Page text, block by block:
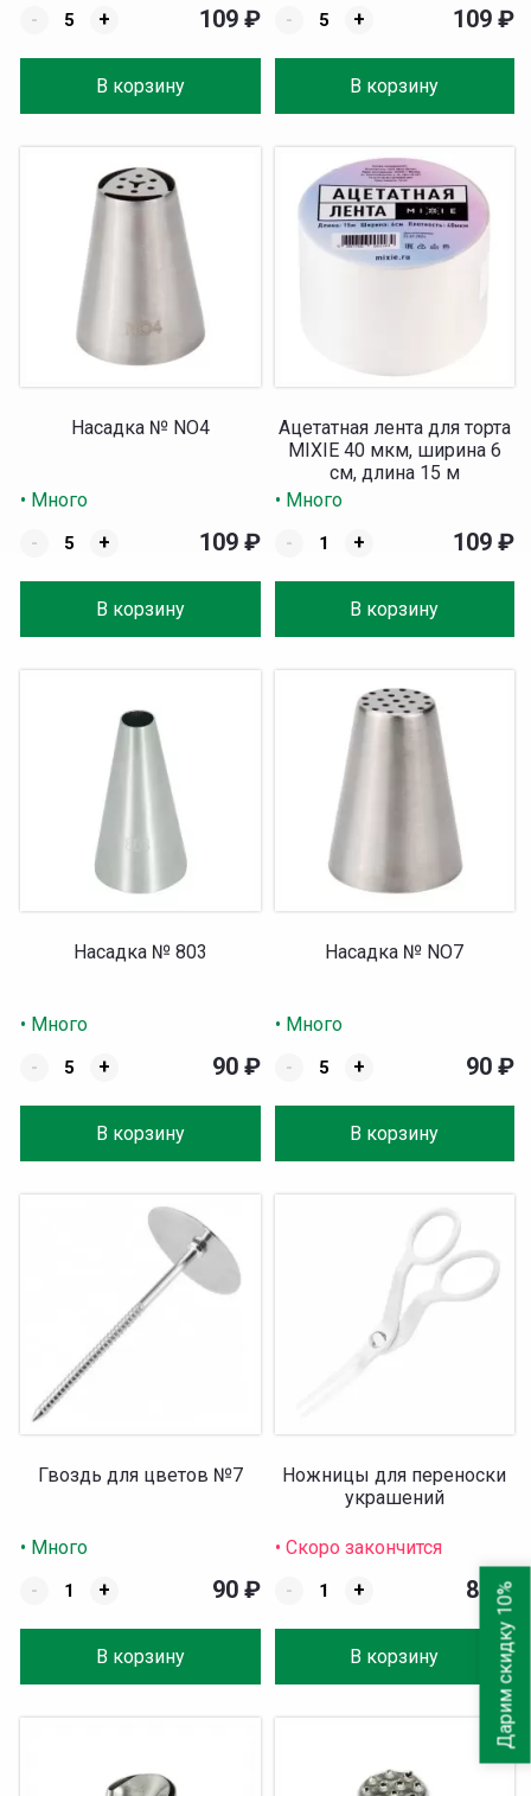
-
+
В корзину
109 ₽
-
+
В корзину
109 ₽
Насадка № NO4
• Много
-
+
В корзину
109 ₽
Ацетатная лента для торта
MIXIE 40 мкм, ширина 6
см, длина 15 м
• Много
-
+
В корзину
109 ₽
Насадка № 803
• Много
-
+
В корзину
90 ₽
Насадка № NO7
• Много
-
+
В корзину
90 ₽
Гвоздь для цветов №7
• Много
-
+
В корзину
90 ₽
Ножницы для переноски
украшений
• Скоро закончится
-
+
В корзину
89₽
Дарим скидку 10%